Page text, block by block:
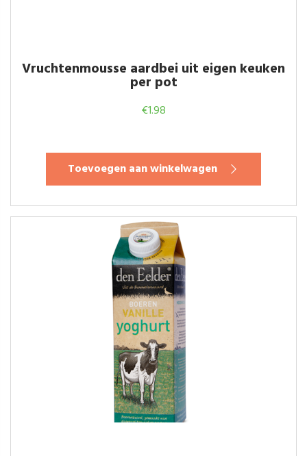
Vruchtenmousse aardbei uit eigen keuken
per pot
€1.98
Toevoegen aan winkelwagen